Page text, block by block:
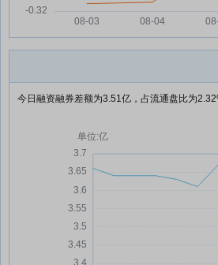
今日融资融券差额为3.51亿，占流通盘比为